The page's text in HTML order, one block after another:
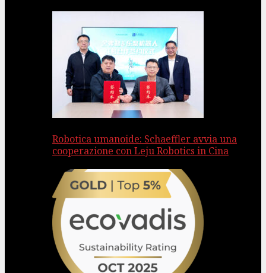
Robotica umanoide: Schaeffler avvia una
cooperazione con Leju Robotics in Cina